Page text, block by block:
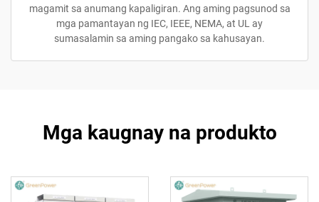
magamit sa anumang kapaligiran. Ang aming pagsunod sa
mga pamantayan ng IEC, IEEE, NEMA, at UL ay
sumasalamin sa aming pangako sa kahusayan.
Mga kaugnay na produkto